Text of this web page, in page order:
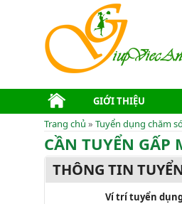
GIỚI THIỆU
Trang chủ » Tuyển dụng chăm
CẦN TUYỂN GẤP
THÔNG TIN
Ví trí tuyển